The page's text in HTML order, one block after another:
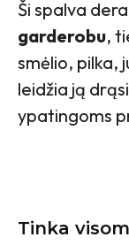
Ši spalva
garderobu,
smėlio, pilka,
leidžia ją
ypatingoms
Tinka